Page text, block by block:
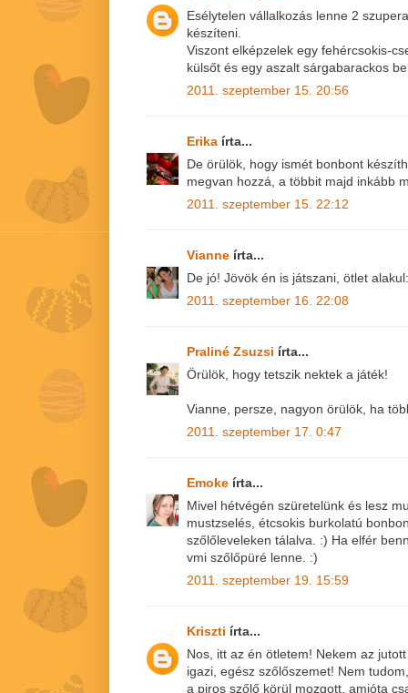
Esélytelen vállalkozás lenne 2
készíteni.
Viszont elképzelek egy fehércsokis-
külsőt és egy aszalt sárgabarackos
2011. szeptember 15. 20:56
Erika írta...
De örülök, hogy ismét bonbont
megvan hozzá, a többit majd inkább
2011. szeptember 15. 22:12
Vianne írta...
De jó! Jövök én is játszani, ötlet
2011. szeptember 16. 22:08
Praliné Zsuzsi írta...
Örülök, hogy tetszik nektek a játék!
Vianne, persze, nagyon örülök, ha
2011. szeptember 17. 0:47
Emoke írta...
Mivel hétvégén szüretelünk és lesz
mustzselés, étcsokis burkolatú
szőlőleveleken tálalva. :) Ha elfér
vmi szőlőpüré lenne. :)
2011. szeptember 19. 15:59
Kriszti írta...
Nos, itt az én ötletem! Nekem az
igazi, egész szőlőszemet! Nem
a piros szőlő körül mozgott, amióta